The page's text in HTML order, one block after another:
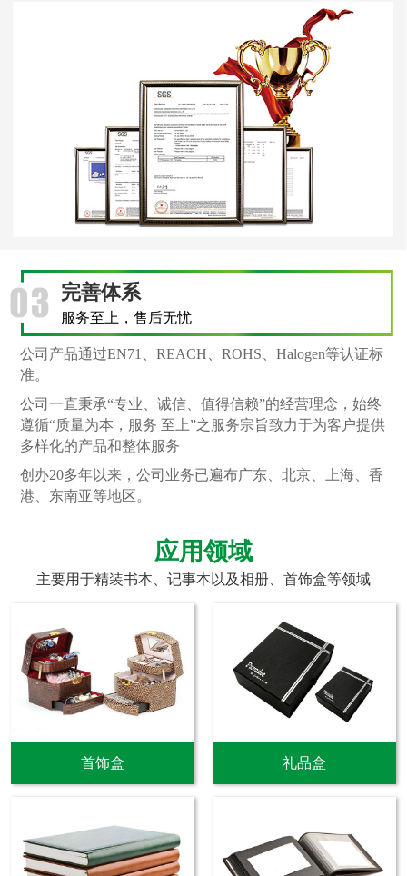
完善体系
服务至上，售后无忧
公司产品通过EN71、REACH、ROHS、Halogen等认证标
准。
公司一直秉承“专业、诚信、值得信赖”的经营理念，始终
遵循“质量为本，服务 至上”之服务宗旨致力于为客户提供
多样化的产品和整体服务
创办20多年以来，公司业务已遍布广东、北京、上海、香
港、东南亚等地区。
应用领域
主要用于精装书本、记事本以及相册、首饰盒等领域
首饰盒 礼品盒